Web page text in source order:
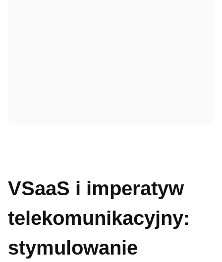
VSaaS i imperatyw
telekomunikacyjny:
stymulowanie